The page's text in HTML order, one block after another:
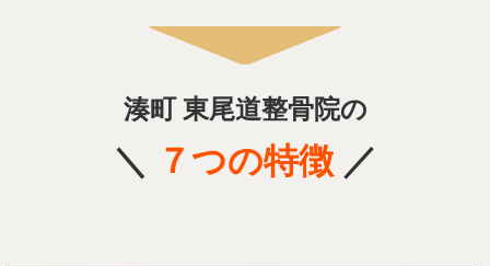
湊町 東尾道整骨院の
＼ ７つの特徴 ／